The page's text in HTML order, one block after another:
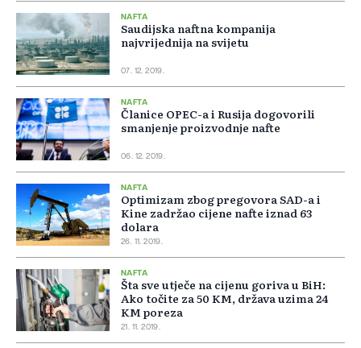
NAFTA
Saudijska naftna kompanija
najvrijednija na svijetu
07. 12. 2019.
NAFTA
Članice OPEC-a i Rusija dogovorili
smanjenje proizvodnje nafte
06. 12. 2019.
NAFTA
Optimizam zbog pregovora SAD-a i
Kine zadržao cijene nafte iznad 63
dolara
26. 11. 2019.
NAFTA
Šta sve utječe na cijenu goriva u BiH:
Ako točite za 50 KM, država uzima 24
KM poreza
21. 11. 2019.